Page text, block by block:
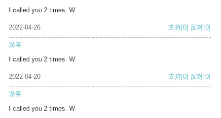
I called you 2 times. W
2022-04-26 支持[0] 反对[0]
游客
I called you 2 times. W
2022-04-20 支持[0] 反对[0]
游客
I called you 2 times. W